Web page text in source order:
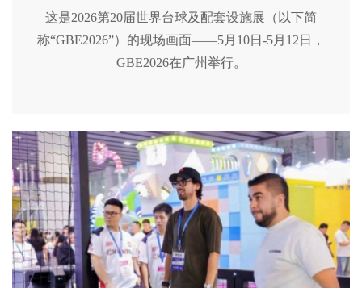
这是2026第20届世界台球及配套设施展（以下简
称“GBE2026”）的现场画面——5月10日-5月12日，
GBE2026在广州举行。